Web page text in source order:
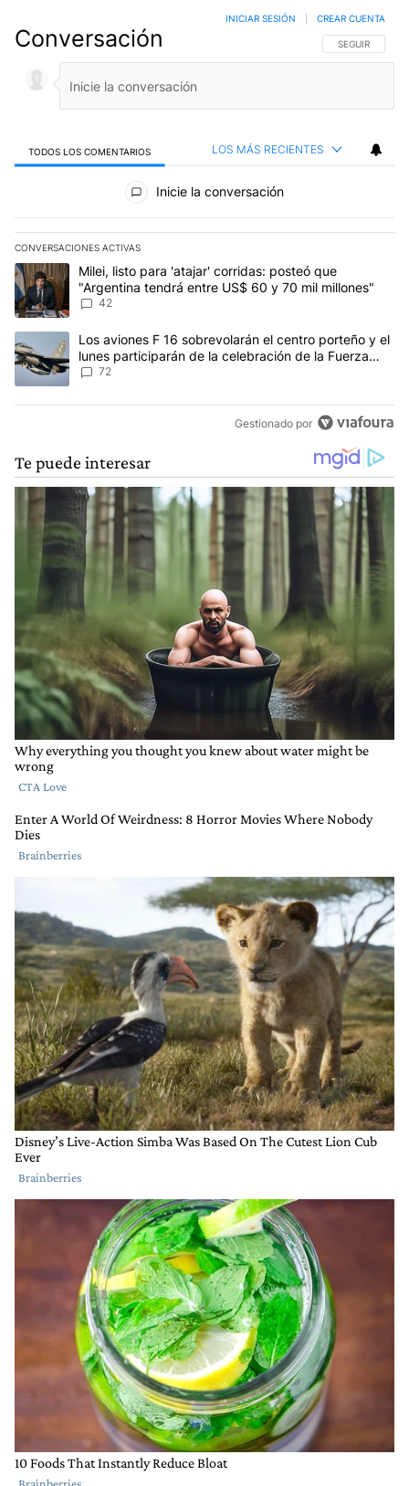
Conversación SIGA ESTA
SEGUIR
INICIAR SESIÓN CREAR CUENTA
TODOS LOS COMENTARIOS LOS MÁS RECIENTES
Todos los comentarios
Inicie la conversación
CONVERSACIONES ACTIVAS
Este listado muestra los artículos con más comentarios en los
Un artículo de tendencia con el título "Milei, listo para 'atajar'
Milei, listo para 'atajar' corridas: posteó que
"Argentina tendrá entre US$ 60 y 70 mil millones"
42
Un artículo de tendencia con el título "Los aviones F 16
Los aviones F 16 sobrevolarán el centro porteño y el
lunes participarán de la celebración de la Fuerza
Aérea
72
Gestionado por